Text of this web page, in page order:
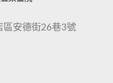
區安德街26巷3號